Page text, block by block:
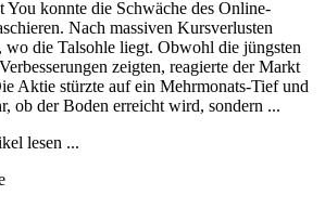
You konnte die Schwäche des Online-
Nach massiven Kursverlusten
wo die Talsohle liegt. Obwohl die jüngsten
zeigten, reagierte der Markt
Aktie stürzte auf ein Mehrmonats-Tief und
ob der Boden erreicht wird, sondern ...
lesen ...